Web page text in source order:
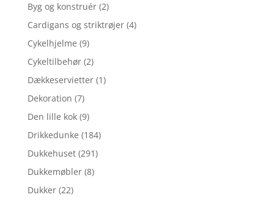
Byg og konstruér (2)
Cardigans og striktrøjer (4)
Cykelhjelme (9)
Cykeltilbehør (2)
Dækkeservietter (1)
Dekoration (7)
Den lille kok (9)
Drikkedunke (184)
Dukkehuset (291)
Dukkemøbler (8)
Dukker (22)